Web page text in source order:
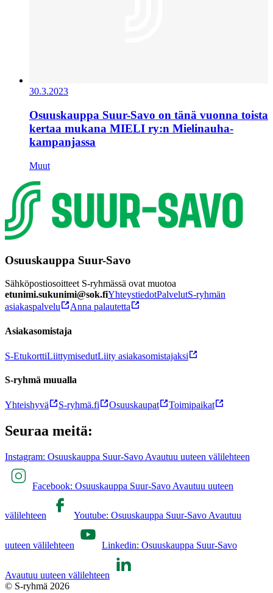
30.3.2023
Osuuskauppa Suur-Savo on tänä vuonna toista
kertaa mukana MIELI ry:n Mielinauha-
kampanjassa
Muut
Osuuskauppa Suur-Savo
Sähköpostiosoitteet S-ryhmässä ovat muotoa
etunimi.sukunimi@sok.fiYhteystiedotPalvelutS-ryhmän
asiakaspalvelu
Anna palautetta
Asiakasomistaja
S-EtukorttiLiittymisedutLiity asiakasomistajaksi
S-ryhmä muualla
Yhteishyvä S-ryhmä.fi Osuuskaupat Toimipaikat
Seuraa meitä:
Instagram: Osuuskauppa Suur-Savo Avautuu uuteen välilehteen
Facebook: Osuuskauppa Suur-Savo Avautuu uuteen
välilehteen Youtube: Osuuskauppa Suur-Savo Avautuu
uuteen välilehteen Linkedin: Osuuskauppa Suur-Savo
Avautuu uuteen välilehteen
© S-ryhmä 2026